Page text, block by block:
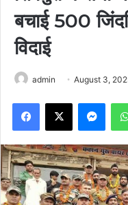
बचाई 500
विदाई
admin August 3,
Facebook
X